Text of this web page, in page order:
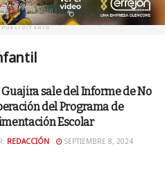
PUBLICITARIO
Guajira sale del Informe de No
del Programa de
Escolar
REDACCIÓN SEPTIEMBRE 8, 2024